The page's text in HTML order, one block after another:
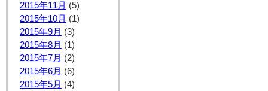
2015年11月 (5)
2015年10月 (1)
2015年9月 (3)
2015年8月 (1)
2015年7月 (2)
2015年6月 (6)
2015年5月 (4)